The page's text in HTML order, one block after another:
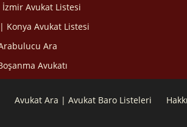
Avukat Listesi
Konya Avukat Listesi
Ara
Avukatı
Avukat Ara | Avukat Baro Listeleri